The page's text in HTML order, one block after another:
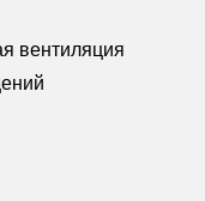
вентиляция